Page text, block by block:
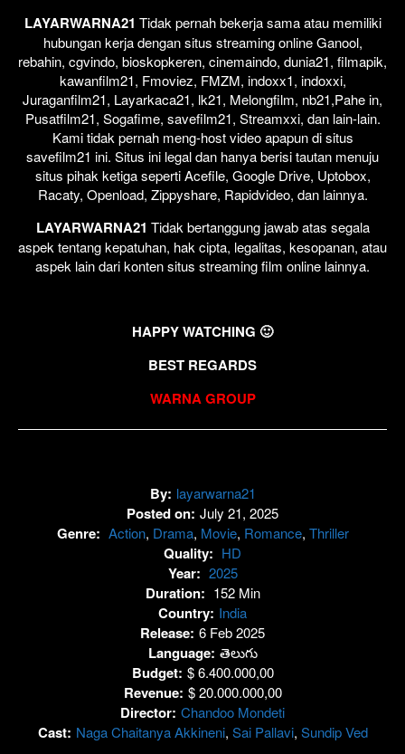
LAYARWARNA21 Tidak pernah bekerja sama atau memiliki
hubungan kerja dengan situs streaming online Ganool,
rebahin, cgvindo, bioskopkeren, cinemaindo, dunia21, filmapik,
kawanfilm21, Fmoviez, FMZM, indoxx1, indoxxi,
Juraganfilm21, Layarkaca21, lk21, Melongfilm, nb21,Pahe in,
Pusatfilm21, Sogafime, savefilm21, Streamxxi, dan lain-lain.
Kami tidak pernah meng-host video apapun di situs
savefilm21 ini. Situs ini legal dan hanya berisi tautan menuju
situs pihak ketiga seperti Acefile, Google Drive, Uptobox,
Racaty, Openload, Zippyshare, Rapidvideo, dan lainnya.
LAYARWARNA21 Tidak bertanggung jawab atas segala
aspek tentang kepatuhan, hak cipta, legalitas, kesopanan, atau
aspek lain dari konten situs streaming film online lainnya.
HAPPY WATCHING 🙂
BEST REGARDS
WARNA GROUP
By: layarwarna21
Posted on: July 21, 2025
Genre: Action, Drama, Movie, Romance, Thriller
Quality: HD
Year: 2025
Duration: 152 Min
Country: India
Release: 6 Feb 2025
Language: తెలుగు
Budget: $ 6.400.000,00
Revenue: $ 20.000.000,00
Director: Chandoo Mondeti
Cast: Naga Chaitanya Akkineni, Sai Pallavi, Sundip Ved